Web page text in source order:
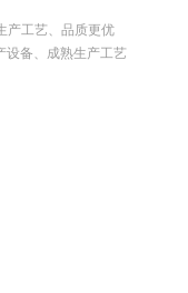
产工艺、品质更优
设备、成熟生产工艺